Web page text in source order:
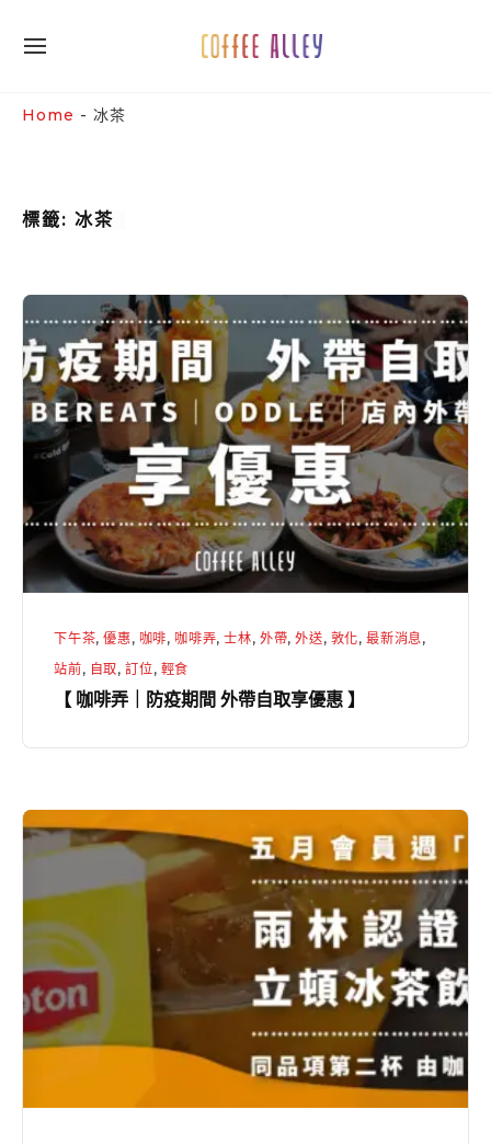
SITE
Home - 冰茶
標籤: 冰茶
【
咖
啡
弄
｜
防
期
間
外
下午茶,優惠, 咖啡, 咖啡弄,士林, 外帶,外送, 敦化,最新消息,
站前, 自取,訂位, 輕食
【 咖啡弄｜防疫期間 外帶自取享優惠 】
【
咖
弄
｜
五
月
會